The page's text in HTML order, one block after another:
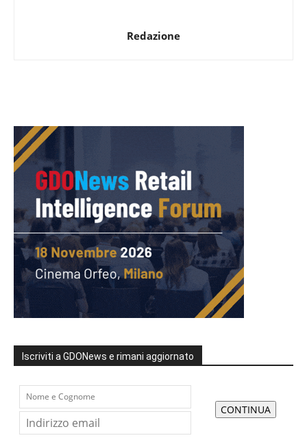
Redazione
Iscriviti a GDONews e rimani aggiornato